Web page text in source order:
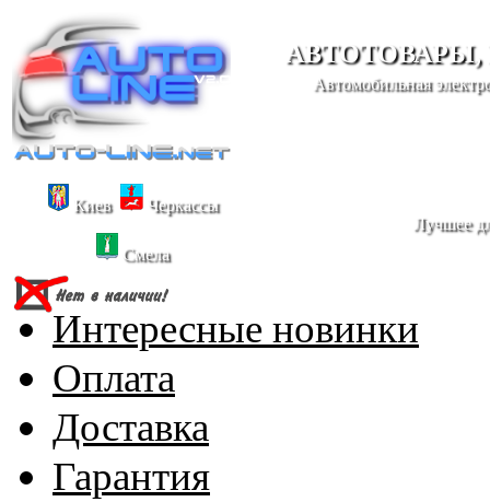
Автомобильная
Киев Черкассы
Смела
Лучшее
Интересные новинки
Оплата
Доставка
Гарантия